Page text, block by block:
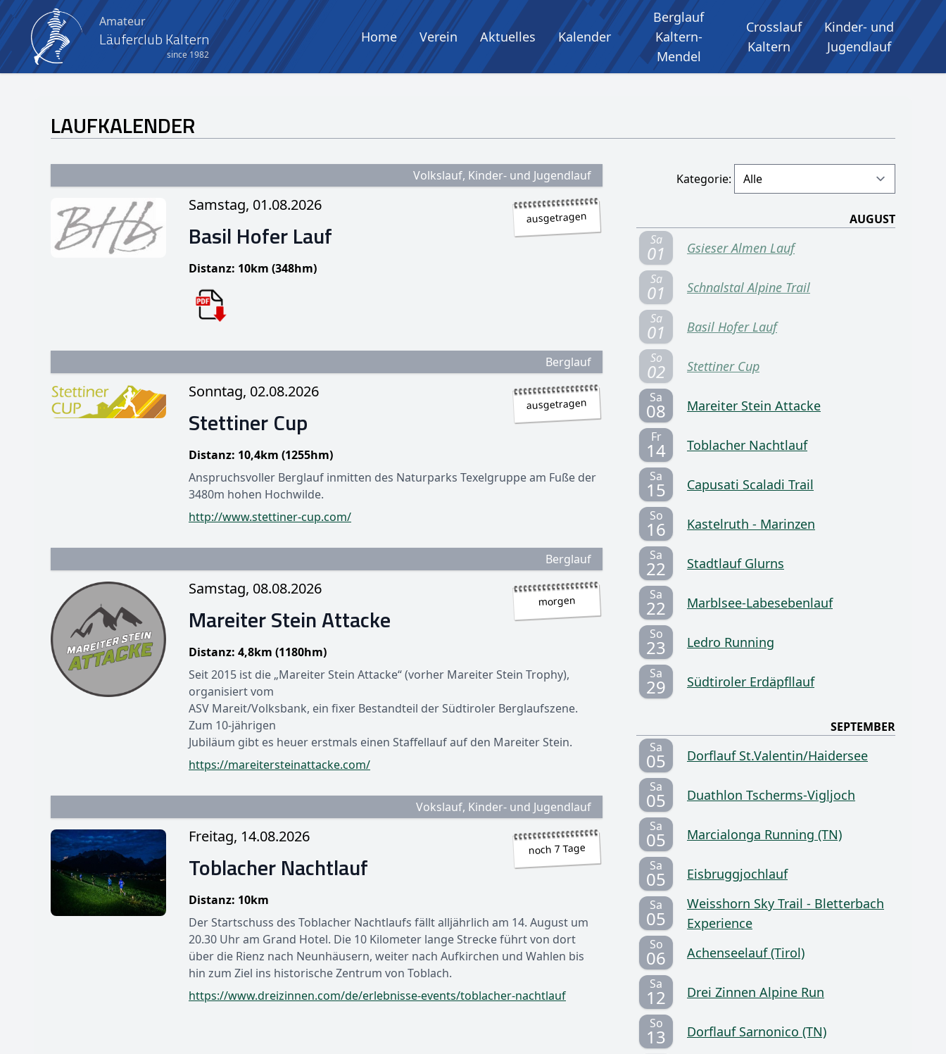
Amateur
Läuferclub Kaltern
since 1982
Home Verein Aktuelles Kalender
Berglauf
Kaltern-
Mendel
Crosslauf
Kaltern
Kinder- und
Jugendlauf
LAUFKALENDER
Volkslauf, Kinder- und Jugendlauf
ausgetragen
Samstag, 01.08.2026
Basil Hofer Lauf
Distanz: 10km (348hm)
Berglauf
ausgetragen
Sonntag, 02.08.2026
Stettiner Cup
Distanz: 10,4km (1255hm)
Anspruchsvoller Berglauf inmitten des Naturparks Texelgruppe am Fuße der
3480m hohen Hochwilde.
http://www.stettiner-cup.com/
Berglauf
morgen
Samstag, 08.08.2026
Mareiter Stein Attacke
Distanz: 4,8km (1180hm)
Seit 2015 ist die „Mareiter Stein Attacke“ (vorher Mareiter Stein Trophy),
organisiert vom
ASV Mareit/Volksbank, ein fixer Bestandteil der Südtiroler Berglaufszene.
Zum 10-jährigen
Jubiläum gibt es heuer erstmals einen Staffellauf auf den Mareiter Stein.
https://mareitersteinattacke.com/
Vokslauf, Kinder- und Jugendlauf
noch 7 Tage
Freitag, 14.08.2026
Toblacher Nachtlauf
Distanz: 10km
Der Startschuss des Toblacher Nachtlaufs fällt alljährlich am 14. August um
20.30 Uhr am Grand Hotel. Die 10 Kilometer lange Strecke führt von dort
über die Rienz nach Neunhäusern, weiter nach Aufkirchen und Wahlen bis
hin zum Ziel ins historische Zentrum von Toblach.
https://www.dreizinnen.com/de/erlebnisse-events/toblacher-nachtlauf
Kategorie:
AUGUST
Sa
01 Gsieser Almen Lauf
Sa
01 Schnalstal Alpine Trail
Sa
01 Basil Hofer Lauf
So
02 Stettiner Cup
Sa
08 Mareiter Stein Attacke
Fr
14 Toblacher Nachtlauf
Sa
15 Capusati Scaladi Trail
So
16 Kastelruth - Marinzen
Sa
22 Stadtlauf Glurns
Sa
22 Marblsee-Labesebenlauf
So
23 Ledro Running
Sa
29 Südtiroler Erdäpfllauf
SEPTEMBER
Sa
05 Dorflauf St.Valentin/Haidersee
Sa
05 Duathlon Tscherms-Vigljoch
Sa
05 Marcialonga Running (TN)
Sa
05 Eisbruggjochlauf
Sa
05
Weisshorn Sky Trail - Bletterbach
Experience
So
06 Achenseelauf (Tirol)
Sa
12 Drei Zinnen Alpine Run
So
13 Dorflauf Sarnonico (TN)